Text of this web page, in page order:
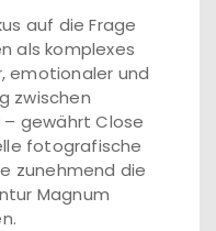
auf die Frage
als komplexes
emotionaler und
zwischen
gewährt Close
fotografische
zunehmend die
Magnum